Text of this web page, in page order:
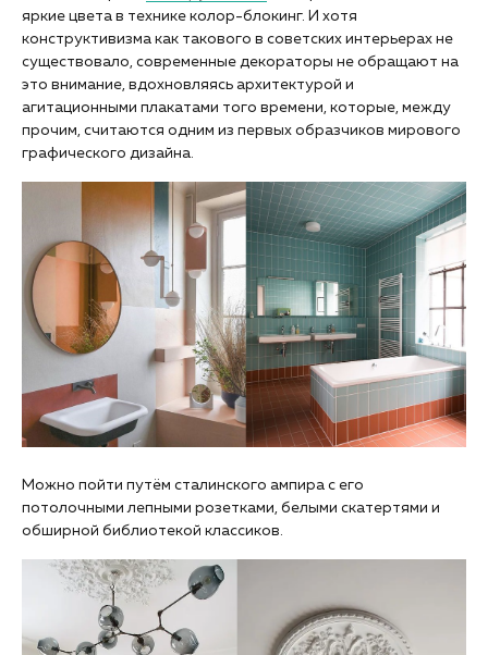
яркие цвета в технике колор-блокинг. И хотя
конструктивизма как такового в советских интерьерах не
существовало, современные декораторы не обращают на
это внимание, вдохновляясь архитектурой и
агитационными плакатами того времени, которые, между
прочим, считаются одним из первых образчиков мирового
графического дизайна.
Можно пойти путём сталинского ампира с его
потолочными лепными розетками, белыми скатертями и
обширной библиотекой классиков.